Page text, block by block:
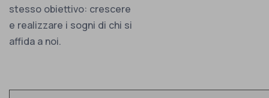
stesso obiettivo: crescere
e realizzare i sogni di chi si
affida a noi.